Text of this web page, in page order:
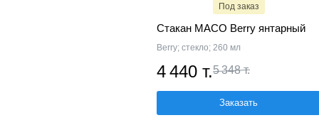
Под заказ
Стакан MACO Berry янтарный
Berry; стекло; 260 мл
4 440 т.5 348 т.
Заказать